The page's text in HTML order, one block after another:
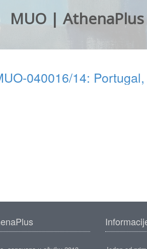
MUO | AthenaPlus
040016/14: